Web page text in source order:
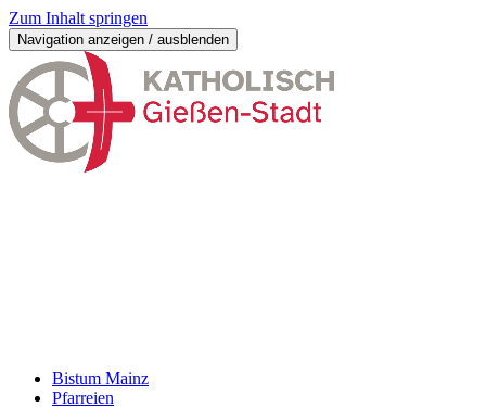
Zum Inhalt springen
Navigation anzeigen / ausblenden
Bistum Mainz
Pfarreien